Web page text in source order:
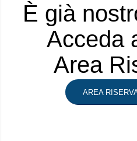
È già
Acceda
Area
AREA